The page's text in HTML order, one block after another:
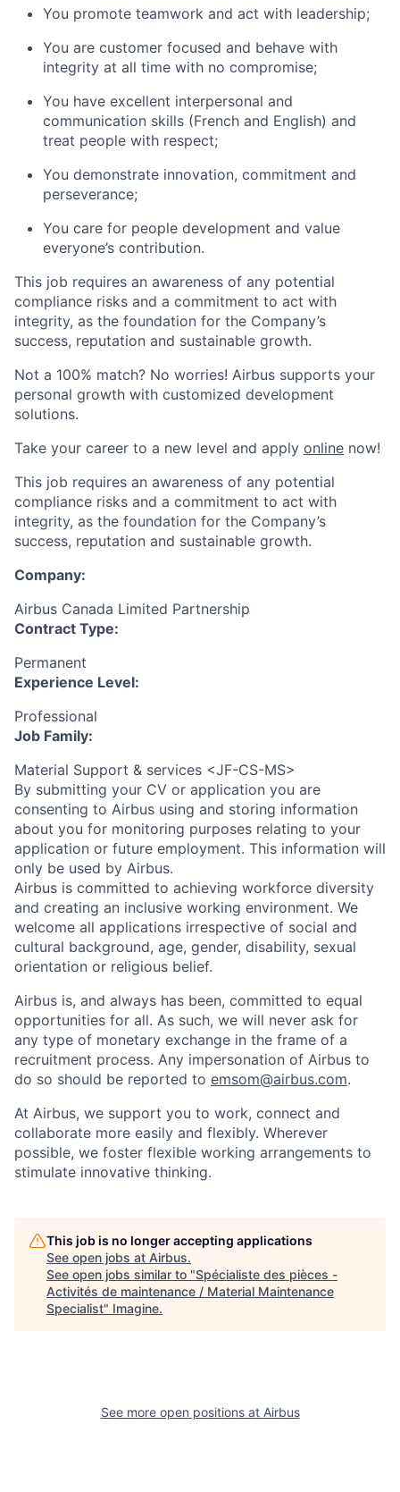
You promote teamwork and act with leadership;
You are customer focused and behave with
integrity at all time with no compromise;
You have excellent interpersonal and
communication skills (French and English) and
treat people with respect;
You demonstrate innovation, commitment and
perseverance;
You care for people development and value
everyone’s contribution.
This job requires an awareness of any potential
compliance risks and a commitment to act with
integrity, as the foundation for the Company’s
success, reputation and sustainable growth.
Not a 100% match? No worries! Airbus supports your
personal growth with customized development
solutions.
Take your career to a new level and apply online now!
This job requires an awareness of any potential
compliance risks and a commitment to act with
integrity, as the foundation for the Company’s
success, reputation and sustainable growth.
Company:
Airbus Canada Limited Partnership
Contract Type:
Permanent
Experience Level:
Professional
Job Family:
Material Support & services <JF-CS-MS>
By submitting your CV or application you are
consenting to Airbus using and storing information
about you for monitoring purposes relating to your
application or future employment. This information will
only be used by Airbus.
Airbus is committed to achieving workforce diversity
and creating an inclusive working environment. We
welcome all applications irrespective of social and
cultural background, age, gender, disability, sexual
orientation or religious belief.
Airbus is, and always has been, committed to equal
opportunities for all. As such, we will never ask for
any type of monetary exchange in the frame of a
recruitment process. Any impersonation of Airbus to
do so should be reported to emsom@airbus.com.
At Airbus, we support you to work, connect and
collaborate more easily and flexibly. Wherever
possible, we foster flexible working arrangements to
stimulate innovative thinking.
This job is no longer accepting applications
See open jobs at Airbus.
See open jobs similar to "Spécialiste des pièces -
Activités de maintenance / Material Maintenance
Specialist" Imagine.
See more open positions at Airbus